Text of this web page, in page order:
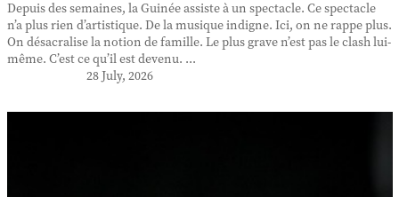
Depuis des semaines, la Guinée assiste à un spectacle. Ce spectacle
n’a plus rien d’artistique. De la musique indigne. Ici, on ne rappe plus.
On désacralise la notion de famille. Le plus grave n’est pas le clash lui-
même. C’est ce qu’il est devenu. ...
28 July, 2026